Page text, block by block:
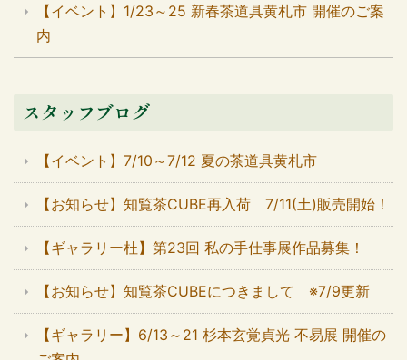
【イベント】1/23～25 新春茶道具黄札市 開催のご案
内
スタッフブログ
【イベント】7/10～7/12 夏の茶道具黄札市
【お知らせ】知覧茶CUBE再入荷 7/11(土)販売開始！
【ギャラリー杜】第23回 私の手仕事展作品募集！
【お知らせ】知覧茶CUBEにつきまして ※7/9更新
【ギャラリー】6/13～21 杉本玄覚貞光 不易展 開催の